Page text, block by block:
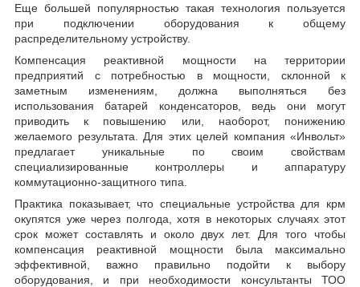
Еще большей популярностью такая технология пользуется
при подключении оборудования к общему
распределительному устройству.
Компенсация реактивной мощности на территории
предприятий с потребностью в мощности, склонной к
заметным изменениям, должна выполняться без
использования батарей конденсаторов, ведь они могут
приводить к повышению или, наоборот, понижению
желаемого результата. Для этих целей компания «Инвольт»
предлагает уникальные по своим свойствам
специализированные контроллеры и аппаратуру
коммутационно-защитного типа.
Практика показывает, что специальные устройства для крм
окупятся уже через полгода, хотя в некоторых случаях этот
срок может составлять и около двух лет. Для того чтобы
компенсация реактивной мощности была максимально
эффективной, важно правильно подойти к выбору
оборудования, и при необходимости консультанты ТОО